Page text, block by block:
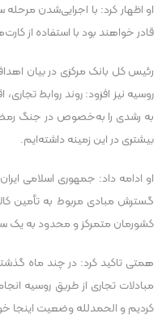
او اظهار کرد: با اجرایی‌شدن
قادر خواهند بود با استفاده از
رئیس کل بانک مرکزی در بیان
روسیه نیز افزود: روند روابط
به رشدی را به‌خصوص در جنگ
بیشتری در این زمینه داشته‌ایم.
او ادامه داد: جمهوری اسلامی
گسترش مبادی مربوط به تأمین
کشورمان متمرکز و محدود به یک
همتی تاکید کرد: در چند ماه
مبادلات تجاری از طریق روسیه
کردیم و الحمدلله وضعیت اینجا